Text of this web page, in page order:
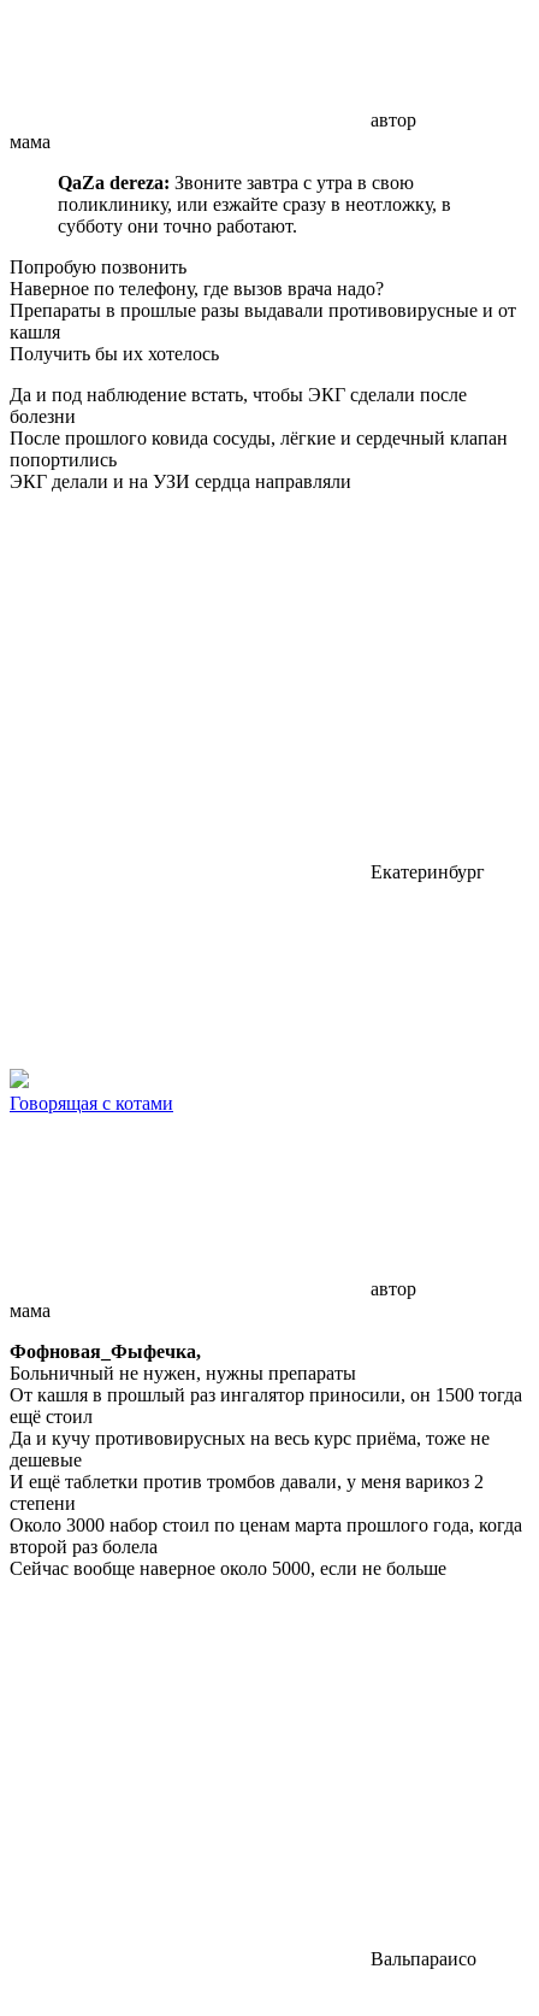
автор
мама
QaZa dereza: Звоните завтра с утра в свою
поликлинику, или езжайте сразу в неотложку, в
субботу они точно работают.
Попробую позвонить
Наверное по телефону, где вызов врача надо?
Препараты в прошлые разы выдавали противовирусные и от
кашля
Получить бы их хотелось
Да и под наблюдение встать, чтобы ЭКГ сделали после
болезни
После прошлого ковида сосуды, лёгкие и сердечный клапан
попортились
ЭКГ делали и на УЗИ сердца направляли
Екатеринбург
Говорящая с котами
автор
мама
Фофновая_Фыфечка,
Больничный не нужен, нужны препараты
От кашля в прошлый раз ингалятор приносили, он 1500 тогда
ещё стоил
Да и кучу противовирусных на весь курс приёма, тоже не
дешевые
И ещё таблетки против тромбов давали, у меня варикоз 2
степени
Около 3000 набор стоил по ценам марта прошлого года, когда
второй раз болела
Сейчас вообще наверное около 5000, если не больше
Вальпараисо